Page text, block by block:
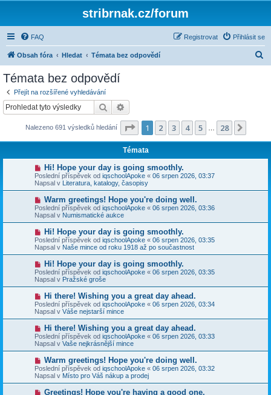
stribrnak.cz/forum
FAQ Přihlásit se
Registrovat
Obsah fóra Hledat Témata bez odpovědí
Témata bez odpovědí
Přejít na rozšířené vyhledávání
Hledat
Nalezeno 691 výsledků hledání Stránka z 28
1 2 3 4 5 28
Témata
N
o
v
ý
p
í
s
p
v
e
k
Hi! Hope your day is going smoothly.
Poslední příspěvek od iqschoolApoke « 06 srpen 2026, 03:37
Napsal v Literatura, katalogy, časopisy
N
o
v
ý
p
í
s
p
v
e
k
Warm greetings! Hope you're doing well.
Poslední příspěvek od iqschoolApoke « 06 srpen 2026, 03:36
Napsal v Numismatické aukce
N
o
v
ý
p
í
s
p
v
e
k
Hi! Hope your day is going smoothly.
Poslední příspěvek od iqschoolApoke « 06 srpen 2026, 03:35
Napsal v Naše mince od roku 1918 až po součastnost
N
o
v
ý
p
í
s
p
v
e
k
Hi! Hope your day is going smoothly.
Poslední příspěvek od iqschoolApoke « 06 srpen 2026, 03:35
Napsal v Pražské groše
N
o
v
ý
p
í
s
p
ě
v
e
k
Hi there! Wishing you a great day ahead.
Poslední příspěvek od iqschoolApoke « 06 srpen 2026, 03:34
Napsal v Váše nejstarší mince
N
o
v
ý
p
í
s
p
ě
Hi there! Wishing you a great day ahead.
Poslední příspěvek od iqschoolApoke « 06 srpen 2026, 03:33
Napsal v Vaše nejkrásnější mince
N
o
v
ý
Warm greetings! Hope you're doing well.
Poslední příspěvek od iqschoolApoke « 06 srpen 2026, 03:32
Napsal v Místo pro Váš nákup a prodej
NGreetings! Hope you're having a good one.